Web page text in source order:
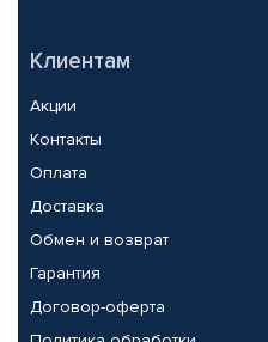
Клиентам
Акции
Контакты
Оплата
Доставка
Обмен и возврат
Гарантия
Договор-оферта